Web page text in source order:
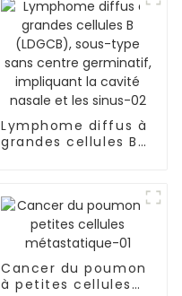
Lymphome diffus à
grandes cellules B
impliquant la cavité
nasale et les sinus-
Cancer du poumon
à petites cellules